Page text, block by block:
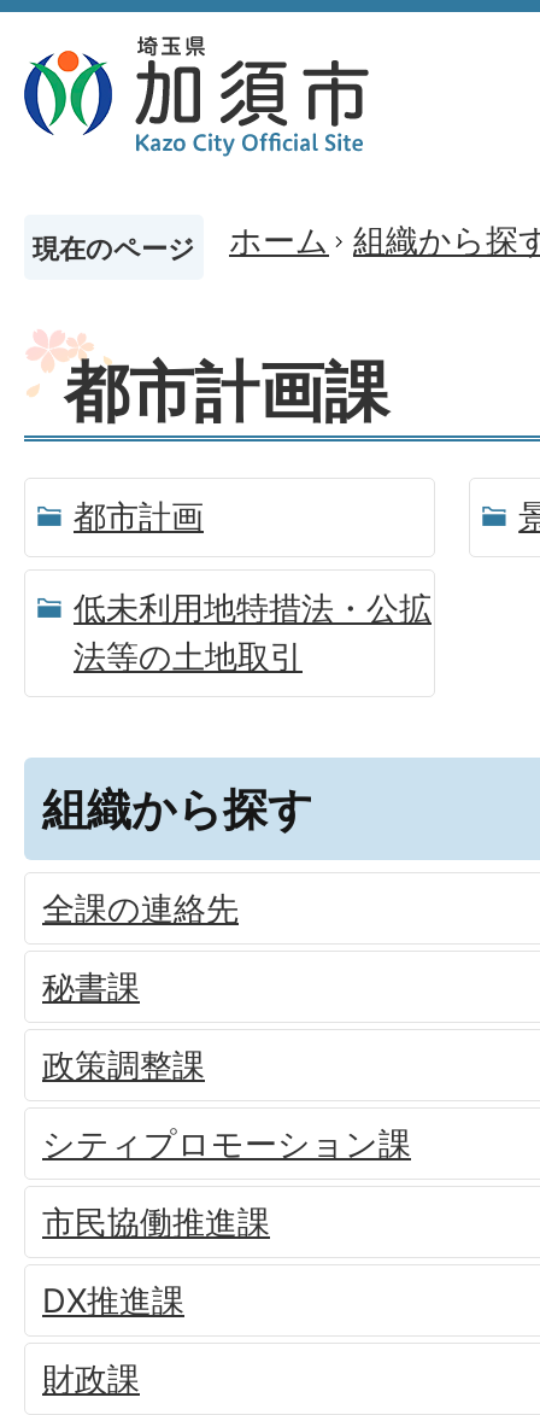
現在のページ ホーム 組織から探
都市計画課
都市計画
低未利用地特措法・公拡
法等の土地取引
組織から探す
全課の連絡先
秘書課
政策調整課
シティプロモーション課
市民協働推進課
DX推進課
財政課